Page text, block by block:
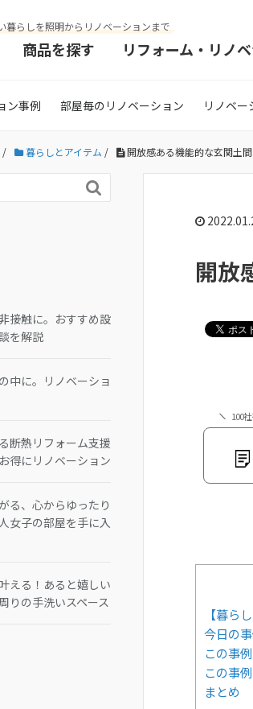
暮らしを照明からリノベーションまで
商品を探す リフォーム・リノ
ン事例 部屋毎のリノベーション リノベ
/ 暮らしとアイテム / 開放感ある機能的な玄関土
開放
100
【暮ら
今日の
この事
この事
まとめ

接触に。おすすめ設
を解説
中に。リノベーショ
断熱リフォーム支援
得にリノベーション
る、心からゆったり
女子の部屋を手に入
える！あると嬉しい
りの手洗いスペース